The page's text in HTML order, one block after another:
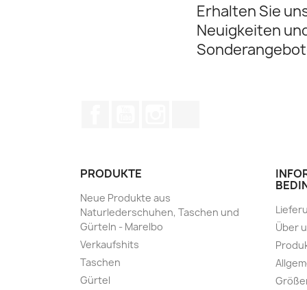
Erhalten Sie
Neuigkeiten
PRODUKTE
Neue Produkte aus
Naturlederschuhen, Taschen und
Gürteln - Marelbo
Verkaufshits
Taschen
Gürtel
Über